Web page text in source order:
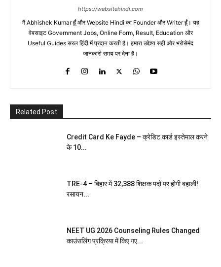
https://websitehindi.com
मैं Abhishek Kumar हूँ और Website Hindi का Founder और Writer हूँ। यह
वेबसाइट Government Jobs, Online Form, Result, Education और
Useful Guides सरल हिंदी में प्रदान करती है। हमारा उद्देश्य सही और भरोसेमंद
जानकारी समय पर देना है।
Related Post
Credit Card Ke Fayde – क्रेडिट कार्ड इस्तेमाल करने
के 10...
TRE-4 – बिहार में 32,388 शिक्षक पदों पर होगी बहाली!
रसायन...
NEET UG 2026 Counseling Rules Changed
काउंसलिंग प्रक्रिया में किए गए...